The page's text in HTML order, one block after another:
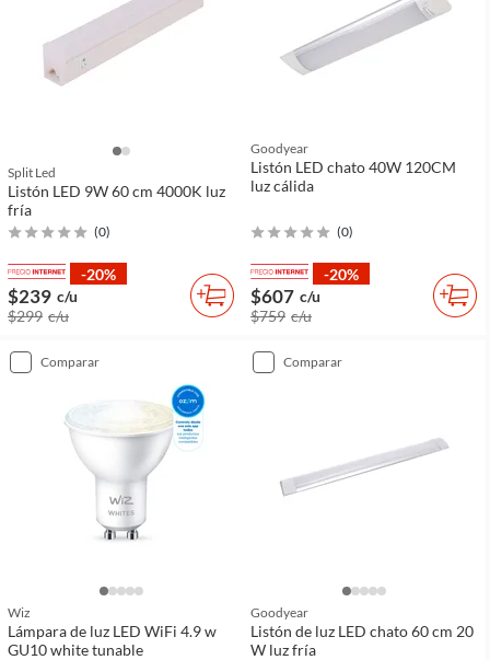
Split Led
Listón LED 9W 60 cm 4000K luz
fría
(0)
-20%
$239 c/u
$299 c/u
Goodyear
Listón LED chato 40W 120CM
luz cálida
(0)
-20%
$607 c/u
$759 c/u
comparar
Wiz
Lámpara de luz LED WiFi 4.9 w
GU10 white tunable
comparar
Goodyear
Listón de luz LED chato 60 cm 20
W luz fría